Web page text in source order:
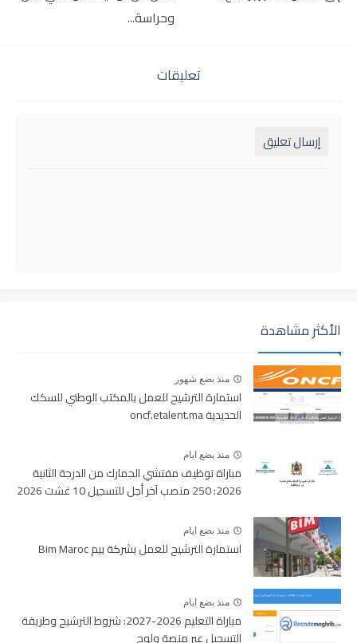
وحراسة...
تعليقات
إرسال تعليق
الأكثر مشاهدة
منذ بضع شهور
استمارة الترشيح للعمل بالمكتب الوطني للسكك
الحديدية oncf.etalent.ma
منذ بضع ايام
مباراة توظيف مفتشي الجمارك من الدرجة الثانية
2026: 250 منصب آخر أجل للتسجيل 10 غشت 2026
منذ بضع ايام
استمارة الترشيح للعمل بشركة بيم Bim Maroc
منذ بضع ايام
مباراة التعليم 2026-2027: شروط الترشيح وطريقة
التسجيل عبر منصة ولوج